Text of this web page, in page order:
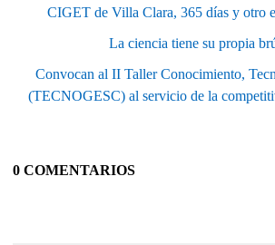
CIGET de Villa Clara, 365 días y otro
La ciencia tiene su propia
Convocan al II Taller Conocimiento,
(TECNOGESC) al servicio de la
0 COMENTARIOS